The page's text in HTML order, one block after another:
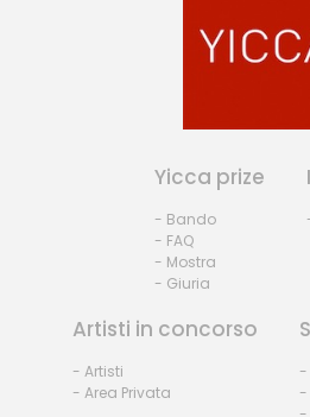
Yicca prize
- Bando
- FAQ
- Mostra
- Giuria
Artisti in concorso
- Artisti
- Area Privata
-
-